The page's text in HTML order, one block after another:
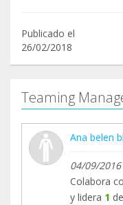
Publicado el
26/02/2018
Teaming
Ana belen
04/09/2016
Colabora
y lidera 1